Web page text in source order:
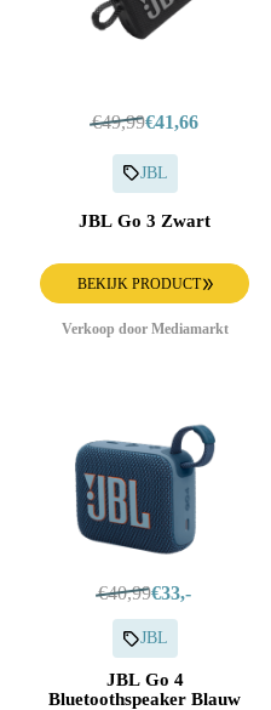
€49,99€41,66
JBL
JBL Go 3 Zwart
BEKIJK PRODUCT
Verkoop door Mediamarkt
€40,99€33,-
JBL
JBL Go 4
Bluetoothspeaker Blauw